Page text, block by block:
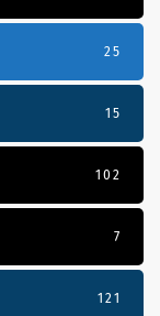
25
15
102
7
121